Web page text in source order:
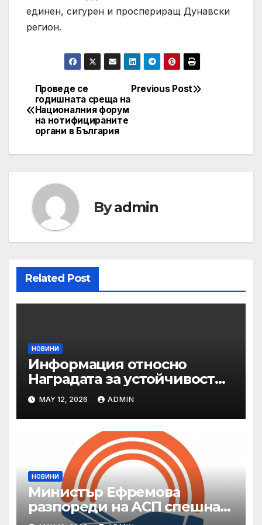
единен, сигурен и проспериращ Дунавски
регион.
Post
navigation
Previous Post
Проведе се
годишната среща на
Националния форум
на нотифицираните
органи в България
Byadmin
Related Post
НОВИНИ
Информация относно
Наградата за устойчивост
на ОАЕ „Зайед“
MAY 12, 2026 ADMIN
НОВИНИ
Министър Ефремова
разпореди на АСП спешна
готовност за оказване на